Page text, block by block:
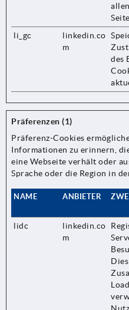
allen
li_gc
linkedin.co
m
des
Präferenzen (1)
Präferenz-Cookies
Informationen zu erinnern,
eine Webseite verhält oder
Sprache oder die Region in
NAME ANBIETER
lidc
linkedin.co
m